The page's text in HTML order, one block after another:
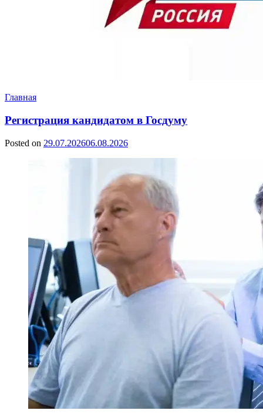
Главная
Регистрация кандидатом в Госдуму
Posted on 29.07.202606.08.2026